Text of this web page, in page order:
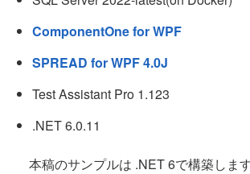
ComponentOne for WPF
SPREAD for WPF 4.0J
Test Assistant Pro 1.123
.NET 6.0.11
本稿のサンプルは .NET 6で構築しま